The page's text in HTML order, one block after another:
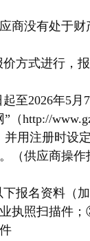
商没有处于财
方式进行，
起至2026年5月
”（http://
并用注册时设
（供应商操
报名资料（
执照扫描件